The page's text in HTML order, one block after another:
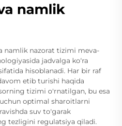
namlik
namlik nazorat tizimi meva-
jadvalga ko‘ra
hisoblanadi. Har bir raf
etib turishi haqida
tizimi o'rnatilgan, bu esa
optimal sharoitlarni
suv to'garak
tezligini regulatsiya qiladi.